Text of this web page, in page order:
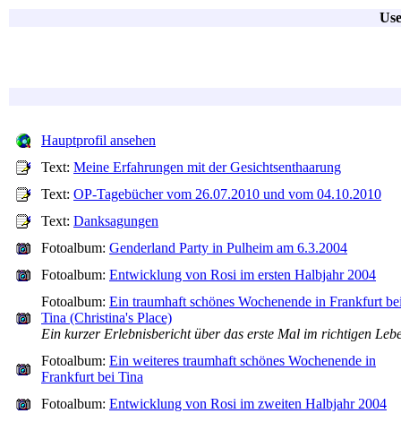
Hauptprofil ansehen
Text: Meine Erfahrungen mit der Gesichtsenthaarung
Text: OP-Tagebücher vom 26.07.2010 und vom 04.10.2010
Text: Danksagungen
Fotoalbum: Genderland Party in Pulheim am 6.3.2004
Fotoalbum: Entwicklung von Rosi im ersten Halbjahr 2004
Fotoalbum: Ein traumhaft schönes Wochenende in Frankfurt
Tina (Christina's Place)
Ein kurzer Erlebnisbericht über das erste Mal im richtigen
Fotoalbum: Ein weiteres traumhaft schönes Wochenende in
Frankfurt bei Tina
Fotoalbum: Entwicklung von Rosi im zweiten Halbjahr 2004